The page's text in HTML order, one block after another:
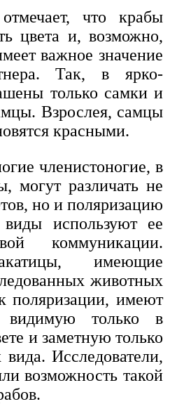
что крабы
цвета и, возможно,
важное значение
Так, в ярко-
только самки и
Взрослея, самцы
красными.
членистоногие, в
могут различать не
но и поляризацию
используют ее
коммуникации.
имеющие
животных
поляризации, имеют
видимую только в
и заметную только
Исследователи,
возможность такой